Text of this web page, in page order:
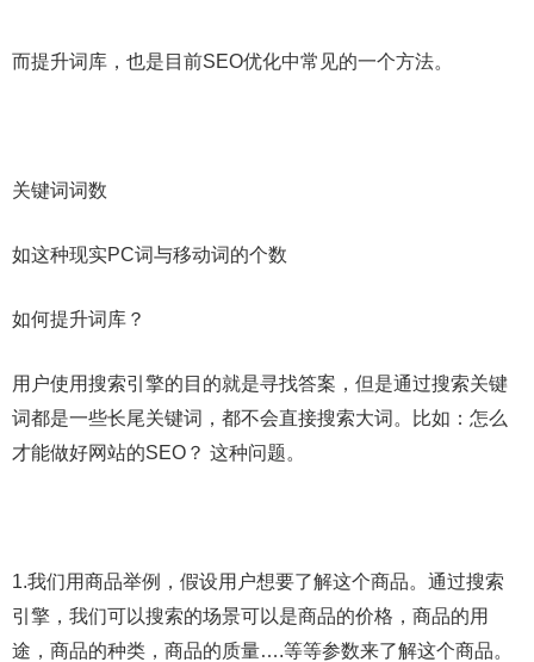
而提升词库，也是目前SEO优化中常见的一个方法。
关键词词数
如这种现实PC词与移动词的个数
如何提升词库？
用户使用搜索引擎的目的就是寻找答案，但是通过搜索关键
词都是一些长尾关键词，都不会直接搜索大词。比如：怎么
才能做好网站的SEO？ 这种问题。
1.我们用商品举例，假设用户想要了解这个商品。通过搜索
引擎，我们可以搜索的场景可以是商品的价格，商品的用
途，商品的种类，商品的质量….等等参数来了解这个商品。